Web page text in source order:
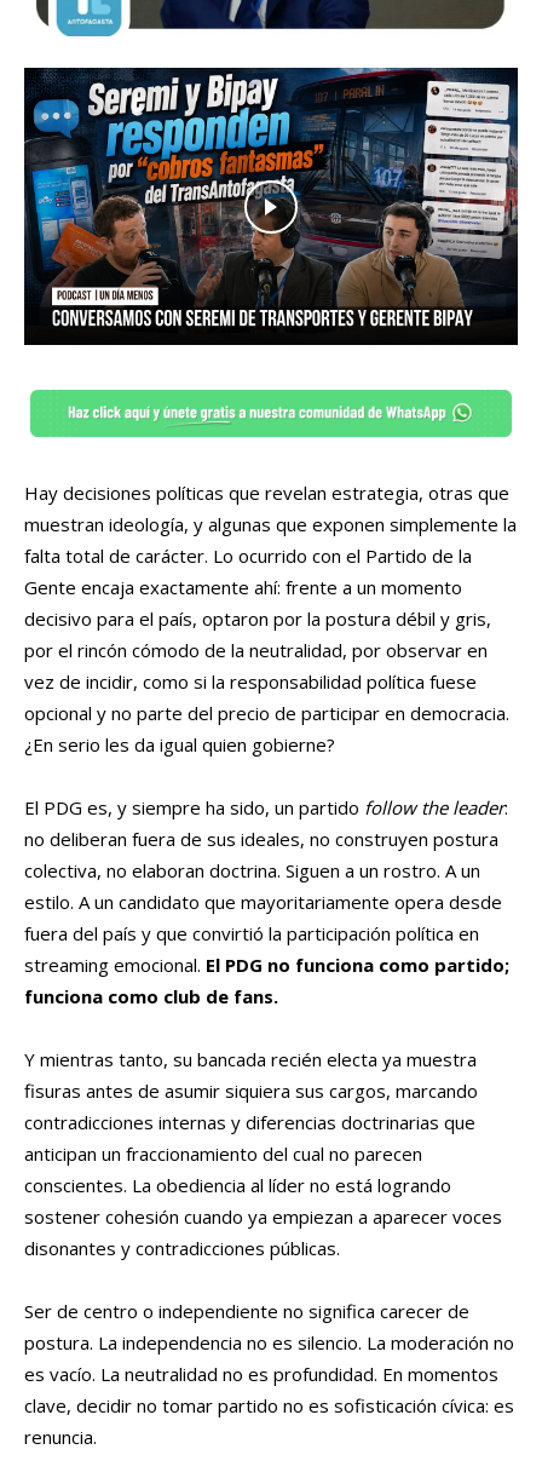
Hay decisiones políticas que revelan estrategia, otras que
muestran ideología, y algunas que exponen simplemente la
falta total de carácter. Lo ocurrido con el Partido de la
Gente encaja exactamente ahí: frente a un momento
decisivo para el país, optaron por la postura débil y gris,
por el rincón cómodo de la neutralidad, por observar en
vez de incidir, como si la responsabilidad política fuese
opcional y no parte del precio de participar en democracia.
¿En serio les da igual quien gobierne?
El PDG es, y siempre ha sido, un partido follow the leader:
no deliberan fuera de sus ideales, no construyen postura
colectiva, no elaboran doctrina. Siguen a un rostro. A un
estilo. A un candidato que mayoritariamente opera desde
fuera del país y que convirtió la participación política en
streaming emocional. El PDG no funciona como partido;
funciona como club de fans.
Y mientras tanto, su bancada recién electa ya muestra
fisuras antes de asumir siquiera sus cargos, marcando
contradicciones internas y diferencias doctrinarias que
anticipan un fraccionamiento del cual no parecen
conscientes. La obediencia al líder no está logrando
sostener cohesión cuando ya empiezan a aparecer voces
disonantes y contradicciones públicas.
Ser de centro o independiente no significa carecer de
postura. La independencia no es silencio. La moderación no
es vacío. La neutralidad no es profundidad. En momentos
clave, decidir no tomar partido no es sofisticación cívica: es
renuncia.